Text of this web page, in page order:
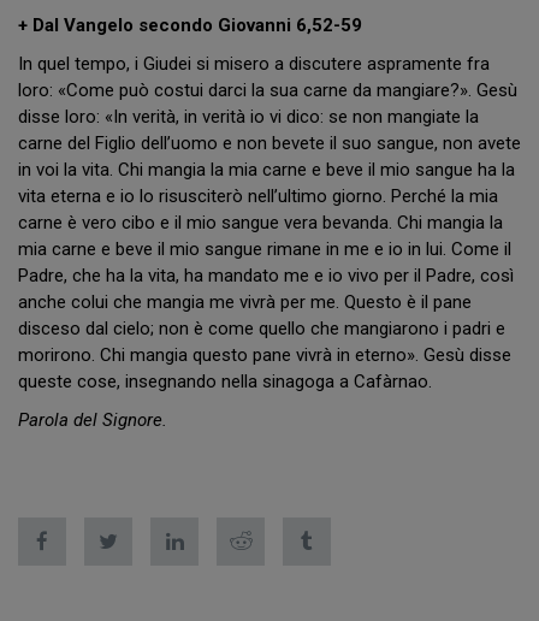
+ Dal Vangelo secondo Giovanni 6,52-59
In quel tempo, i Giudei si misero a discutere aspramente fra
loro: «Come può costui darci la sua carne da mangiare?». Gesù
disse loro: «In verità, in verità io vi dico: se non mangiate la
carne del Figlio dell’uomo e non bevete il suo sangue, non avete
in voi la vita. Chi mangia la mia carne e beve il mio sangue ha la
vita eterna e io lo risusciterò nell’ultimo giorno. Perché la mia
carne è vero cibo e il mio sangue vera bevanda. Chi mangia la
mia carne e beve il mio sangue rimane in me e io in lui. Come il
Padre, che ha la vita, ha mandato me e io vivo per il Padre, così
anche colui che mangia me vivrà per me. Questo è il pane
disceso dal cielo; non è come quello che mangiarono i padri e
morirono. Chi mangia questo pane vivrà in eterno». Gesù disse
queste cose, insegnando nella sinagoga a Cafàrnao.
Parola del Signore.